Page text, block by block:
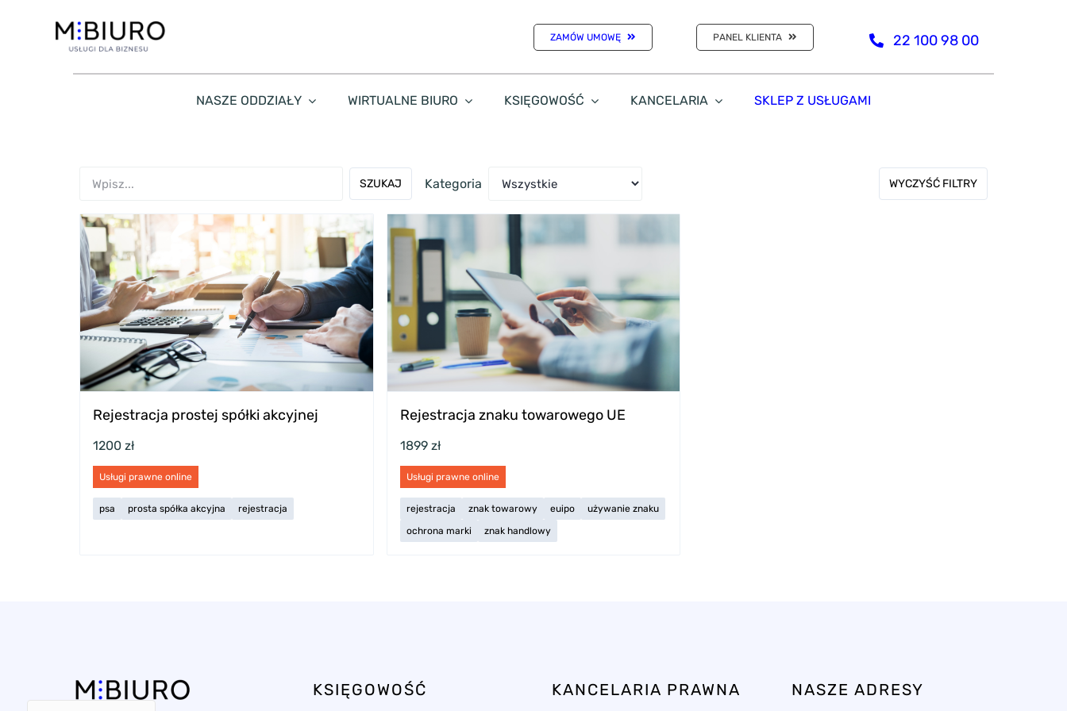
ZAMÓW UMOWĘ PANEL KLIENTA 22 100 98 00
NASZE ODDZIAŁY WIRTUALNE BIURO KSIĘGOWOŚĆ KANCELARIA SKLEP Z USŁUGAMI
SZUKAJ Kategoria WYCZYŚĆ FILTRY
Rejestracja prostej spółki akcyjnej
1200 zł
Usługi prawne online
psa prosta spółka akcyjna rejestracja
Rejestracja znaku towarowego UE
1899 zł
Usługi prawne online
rejestracja znak towarowy euipo
używanie znaku
ochrona marki
znak handlowy
KSIĘGOWOŚĆ KANCELARIA PRAWNA NASZE ADRESY